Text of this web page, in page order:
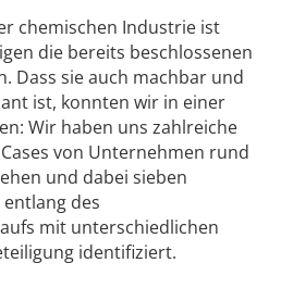
chemischen Industrie ist
die bereits beschlossenen
Dass sie auch machbar und
ist, konnten wir in einer
Wir haben uns zahlreiche
von Unternehmen rund
und dabei sieben
des
mit unterschiedlichen
identifiziert.